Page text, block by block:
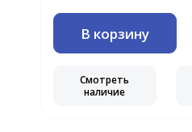
В корзину
Смотреть
наличие